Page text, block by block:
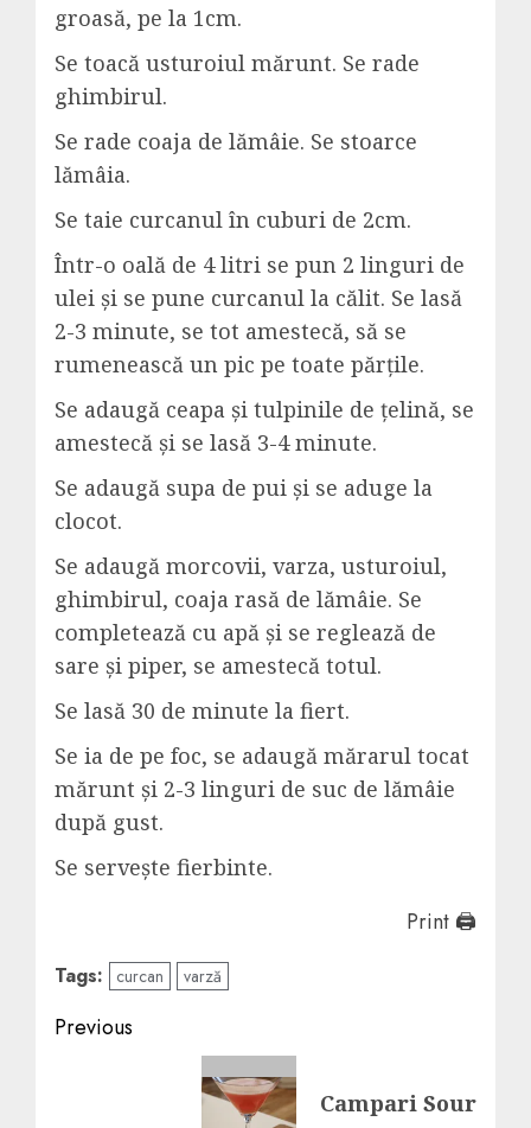
groasă, pe la 1cm.
Se toacă usturoiul mărunt. Se rade
ghimbirul.
Se rade coaja de lămâie. Se stoarce
lămâia.
Se taie curcanul în cuburi de 2cm.
Într-o oală de 4 litri se pun 2 linguri de
ulei și se pune curcanul la călit. Se lasă
2-3 minute, se tot amestecă, să se
rumenească un pic pe toate părțile.
Se adaugă ceapa și tulpinile de țelină, se
amestecă și se lasă 3-4 minute.
Se adaugă supa de pui și se aduge la
clocot.
Se adaugă morcovii, varza, usturoiul,
ghimbirul, coaja rasă de lămâie. Se
completează cu apă și se reglează de
sare și piper, se amestecă totul.
Se lasă 30 de minute la fiert.
Se ia de pe foc, se adaugă mărarul tocat
mărunt și 2-3 linguri de suc de lămâie
după gust.
Se servește fierbinte.
Print 🖨
Tags: curcan varză
Post
navigation
Previous
Campari Sour